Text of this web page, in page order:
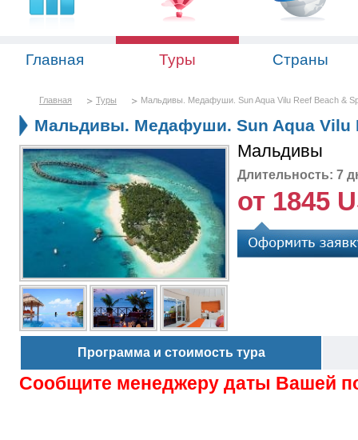
Главная Туры Страны
Главная Туры Мальдивы. Медафуши. Sun Aqua Vilu Reef Beach &
Мальдивы. Медафуши. Sun Aqua Vilu
Мальдивы
Длительность: 7
от 1845
Программа и стоимость тура
Сообщите менеджеру даты Вашей